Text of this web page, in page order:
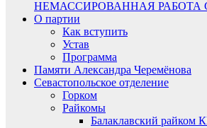
НЕМАССИРОВАННАЯ РАБОТА
О партии
Как вступить
Устав
Программа
Памяти Александра Черемёнова
Севастопольское отделение
Горком
Райкомы
Балаклавский райком